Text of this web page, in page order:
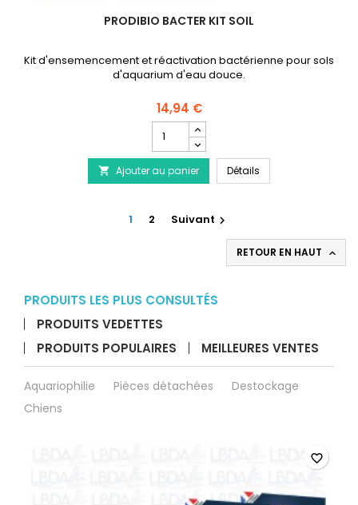
PRODIBIO BACTER KIT SOIL
Kit d'ensemencement et réactivation bactérienne pour sols
d'aquarium d'eau douce.
14,94 €
quantité
du
produit
PRODIBIO
Kit
 Ajouter au panier Détails
1 2 Suivant 
RETOUR EN HAUT 
PRODUITS LES PLUS CONSULTÉS
PRODUITS VEDETTES
PRODUITS POPULAIRES
MEILLEURES VENTES
Aquariophilie Pièces détachées
Destockage
Chiens
favorite_border